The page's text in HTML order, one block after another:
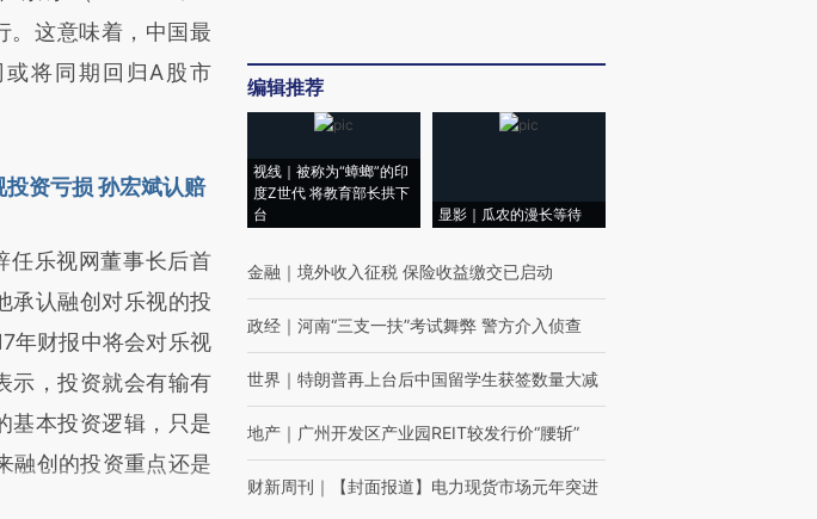
。这意味着，中国最
将同期回归A股市
资亏损 孙宏斌认赔
乐视网董事长后首
承认融创对乐视的投
年财报中将会对乐视
示，投资就会有输有
基本投资逻辑，只是
融创的投资重点还是
编辑推荐
视线｜被称为“蟑螂”的印
度Z世代 将教育部长拱下
台
显影｜瓜农的漫长等待
金融 ｜ 境外收入征税 保险收益缴交已启动
政经 ｜ 河南“三支一扶”考试舞弊 警方介入侦查
世界 ｜ 特朗普再上台后中国留学生获签数量大减
地产 ｜ 广州开发区产业园REIT较发行价“腰斩”
财新周刊 ｜ 【封面报道】电力现货市场元年突进